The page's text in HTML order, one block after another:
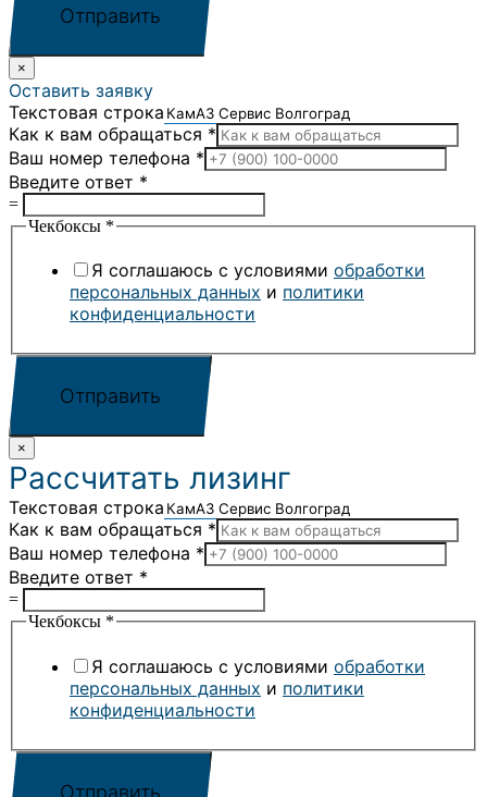
Отправить
×
Оставить заявку
Текстовая строка
Как к вам обращаться *
Ваш номер телефона *
Введите ответ *
=
Чекбоксы *
Я соглашаюсь с условиями обработки
персональных данных и политики
конфиденциальности
Отправить
×
Рассчитать лизинг
Текстовая строка
Как к вам обращаться *
Ваш номер телефона *
Введите ответ *
=
Чекбоксы *
Я соглашаюсь с условиями обработки
персональных данных и политики
конфиденциальности
Отправить